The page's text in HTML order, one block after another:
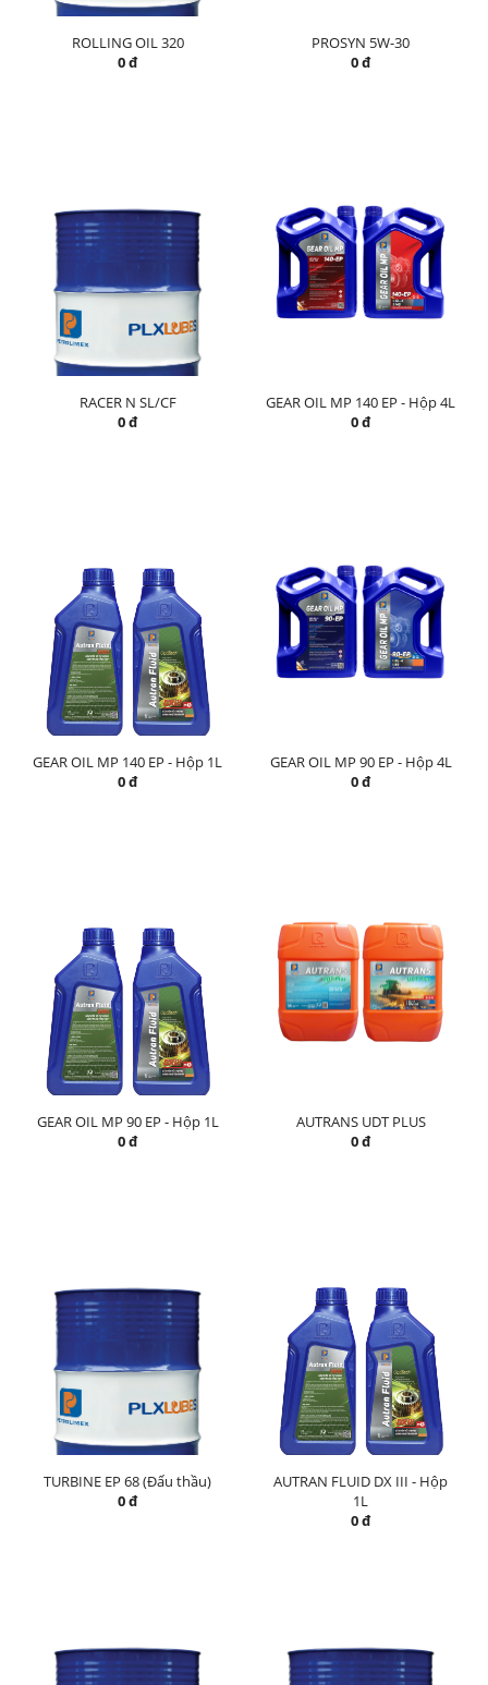
ROLLING OIL 320
0 đ
PROSYN 5W-30
0 đ
RACER N SL/CF
0 đ
GEAR OIL MP 140 EP - Hộp 4L
0 đ
GEAR OIL MP 140 EP - Hộp 1L
0 đ
GEAR OIL MP 90 EP - Hộp 4L
0 đ
GEAR OIL MP 90 EP - Hộp 1L
0 đ
AUTRANS UDT PLUS
0 đ
TURBINE EP 68 (Đấu thầu)
0 đ
AUTRAN FLUID DX III - Hộp
1L
0 đ